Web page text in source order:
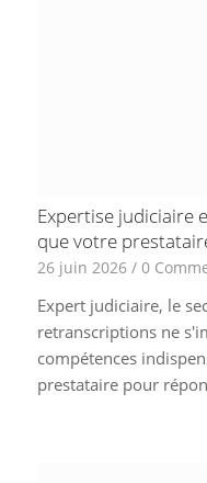
Expertise judiciaire
que votre
26 juin 2026 / 0
Expert judiciaire, le
retranscriptions ne
compétences
prestataire pour